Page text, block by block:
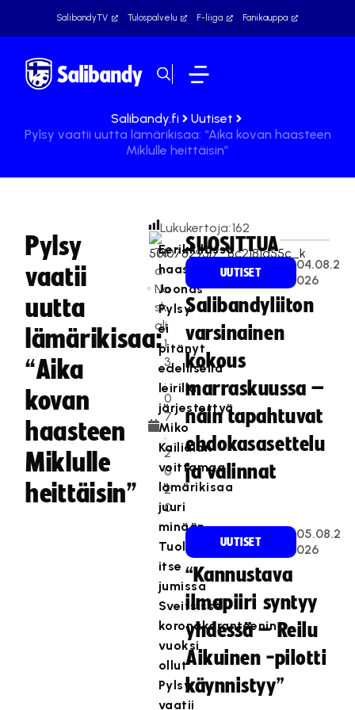
SalibandyTV Tulospalvelu F-liiga Fanikauppa
Salibandy.fi
Uutiset
Pylsy vaatii uutta lämärikisaa: “Aika kovan haasteen
Miklulle heittäisin”
Pylsy
vaatii
uutta
lämärikisaa:
“Aika
kovan
haasteen
Miklulle
heittäisin”
Te
a
Na
sk
ali
1
3
.
0
7
.
2
0
2
0
Lukukertoja:162
Eerikkilässä
haastateltu
Joonas
Pylsy
ei
pitänyt
edellisellä
leirillä
järjestettyä
Miko
Kailialan
voittamaa
lämärikisaa
juuri
minään.
Tuolloin
itse
jumissa
Sveitsissä
koronakaranteenin
vuoksi
ollut
Pylsy
vaatii
SUOSITTUA
UUTISET
04.08.2
026
Salibandyliiton
varsinainen
kokous
marraskuussa –
näin tapahtuvat
ehdokasasettelu
ja valinnat
UUTISET
05.08.2
026
“Kannustava
ilmapiiri syntyy
yhdessä – Reilu
Aikuinen -pilotti
käynnistyy”